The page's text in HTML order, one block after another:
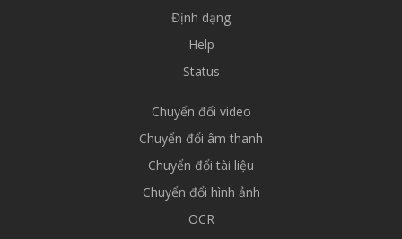
Định dạng
Help
Status
Chuyển đổi video
Chuyển đổi âm thanh
Chuyển đổi tài liệu
Chuyển đổi hình ảnh
OCR